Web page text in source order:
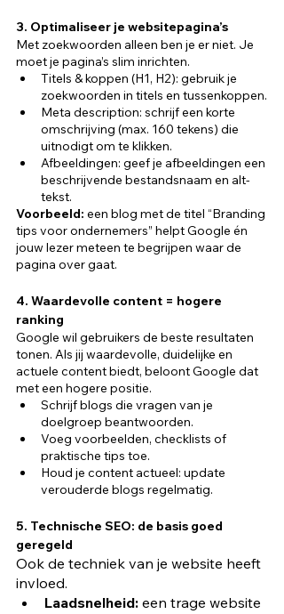
3. Optimaliseer je websitepagina’s
Met zoekwoorden alleen ben je er niet. Je
moet je pagina’s slim inrichten.
Titels & koppen (H1, H2): gebruik je
zoekwoorden in titels en tussenkoppen.
Meta description: schrijf een korte
omschrijving (max. 160 tekens) die
uitnodigt om te klikken.
Afbeeldingen: geef je afbeeldingen een
beschrijvende bestandsnaam en alt-
tekst.
Voorbeeld: een blog met de titel “Branding
tips voor ondernemers” helpt Google én
jouw lezer meteen te begrijpen waar de
pagina over gaat.
4. Waardevolle content = hogere
ranking
Google wil gebruikers de beste resultaten
tonen. Als jij waardevolle, duidelijke en
actuele content biedt, beloont Google dat
met een hogere positie.
Schrijf blogs die vragen van je
doelgroep beantwoorden.
Voeg voorbeelden, checklists of
praktische tips toe.
Houd je content actueel: update
verouderde blogs regelmatig.
5. Technische SEO: de basis goed
geregeld
Ook de techniek van je website heeft
invloed.
Laadsnelheid: een trage website